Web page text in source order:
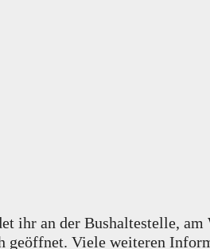
ihr an der Bushaltestelle,
geöffnet. Viele weiteren